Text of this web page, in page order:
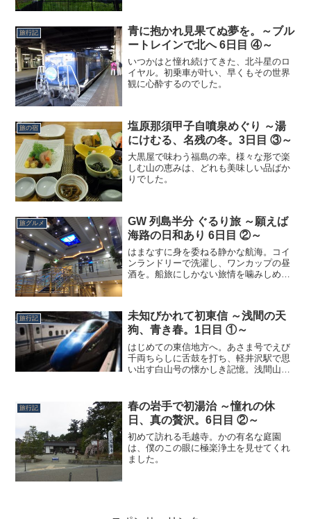
旅行記
青に抱かれ見果てぬ夢を。～ブル
ートレインで北へ 6日目 ④～
いつかはと憧れ続けてきた、北斗星のロ
イヤル。初乗車が叶い、早くもその世界
観に心酔するのでした。
旅の宿
塩原那須甲子自噴泉めぐり ～湯
にけむる、名残の冬。3日目 ③～
大黒屋で味わう福島の幸。様々な形で楽
しむ山の恵みは、どれも美味しい品ばか
りでした。
旅グルメ
GW 列島半分 ぐるり旅 ～願えば
海路の日和あり 6日目 ②～
はまなすに身を委ねる静かな航海。コイ
ンランドリーで洗濯し、ワンカップの昼
酒を。船旅にしかない旅情を噛みしめま
旅行記
未知びかれて初東信 ～浅間の天
狗、青き春。1日目 ①～
はじめての東信地方へ。あさま号でえび
千両ちらしに舌鼓を打ち、軽井沢駅で思
い出す白山号の懐かしき記憶。浅間山の
旅行記
春の岩手で初湯治 ～憧れの休
日、真の贅沢。6日目 ②～
初めて訪れる毛越寺。かの有名な庭園
は、僕のこの眼に極楽浄土を見せてくれ
ました。